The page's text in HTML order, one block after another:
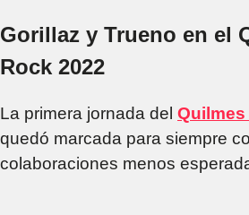
Gorillaz y Trueno en el
Rock 2022
La primera jornada del Quilmes
quedó marcada para siempre
colaboraciones menos